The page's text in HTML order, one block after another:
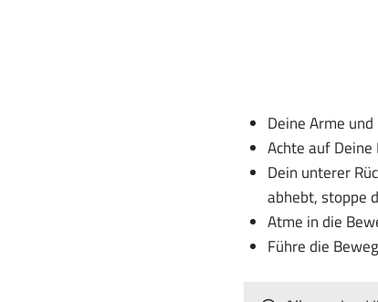
Deine Arme
Achte auf
Dein unterer
abhebt, stoppe
Atme in die
Führe die